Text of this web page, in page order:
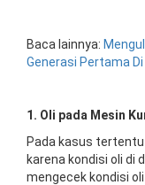
Baca lainnya:
Generasi Pertama
1. Oli pada Mesin
Pada kasus
karena kondisi oli di
mengecek kondisi